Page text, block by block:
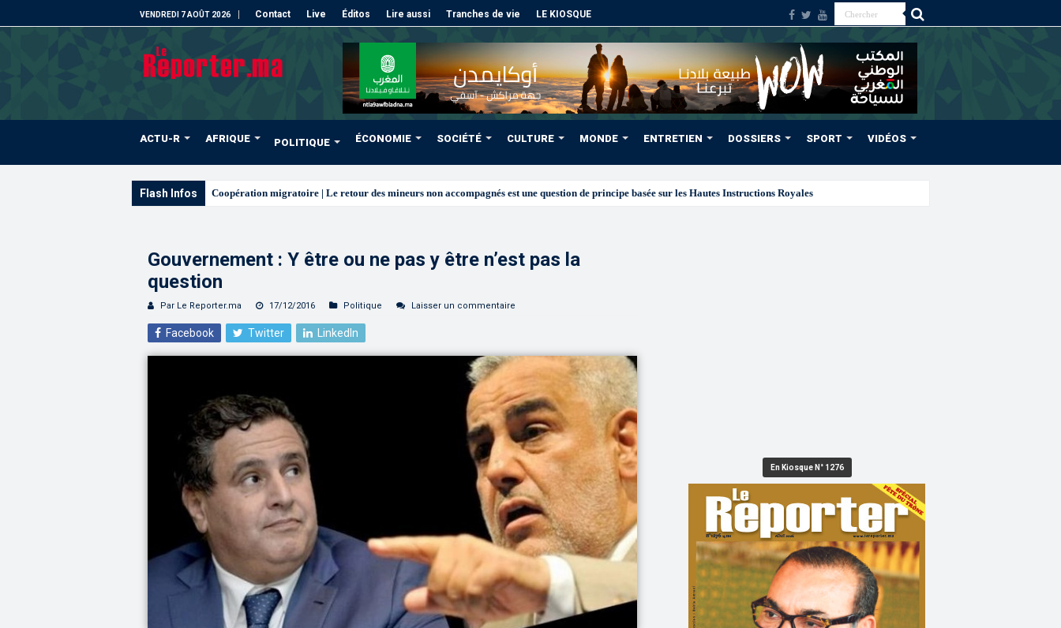
VENDREDI 7 AOÛT 2026 Contact Live Éditos Lire aussi Tranches de vie LE KIOSQUE
ACTU-R AFRIQUE POLITIQUE ÉCONOMIE SOCIÉTÉ CULTURE MONDE ENTRETIEN DOSSIERS SPORT VIDÉOS
Flash Infos L’ONMT renforce l’attractivit
Gouvernement : Y être ou ne pas y être n’est pas la
question
Par Le Reporter.ma 17/12/2016 Politique Laisser un commentaire
Facebook Twitter LinkedIn
En Kiosque N° 1276